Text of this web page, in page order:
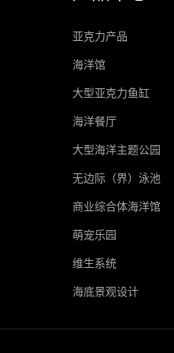
亚克力产品
海洋馆
大型亚克力鱼缸
海洋餐厅
大型海洋主题公园
无边际（界）泳池
商业综合体海洋馆
萌宠乐园
维生系统
海底景观设计